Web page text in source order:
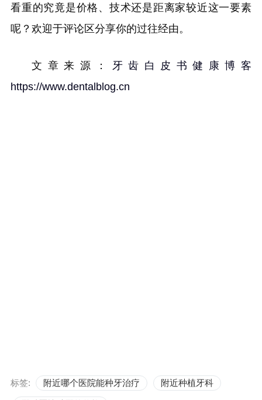
看重的究竟是价格、技术还是距离家较近这一要素
呢？欢迎于评论区分享你的过往经由。
文章来源： 牙齿白皮书健康博客
https://www.dentalblog.cn
标签: 附近哪个医院能种牙治疗 附近种植牙科